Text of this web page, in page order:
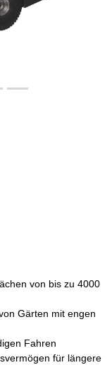
von bis zu 4000
Gärten mit engen
Fahren
für längere